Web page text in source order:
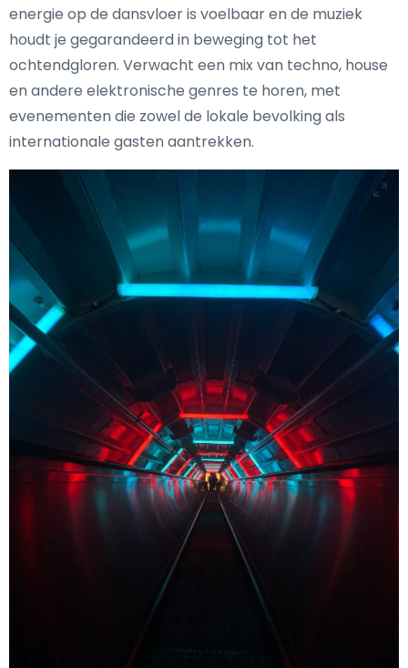
energie op de dansvloer is voelbaar en de muziek
houdt je gegarandeerd in beweging tot het
ochtendgloren. Verwacht een mix van techno, house
en andere elektronische genres te horen, met
evenementen die zowel de lokale bevolking als
internationale gasten aantrekken.